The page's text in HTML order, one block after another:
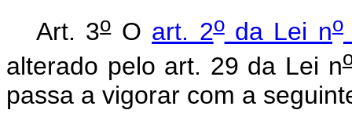
Art. 3oO art. 2oda Lei no
alterado pelo art. 29 da Lei n
passa a vigorar com a